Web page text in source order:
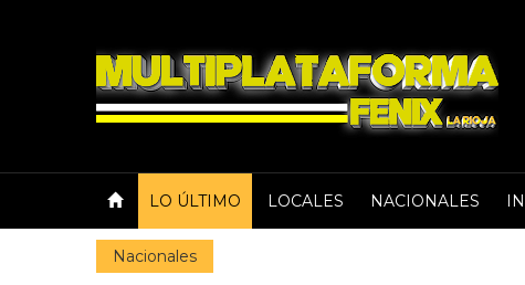
LO ÚLTIMO LOCALES NACIONALES
Nacionales